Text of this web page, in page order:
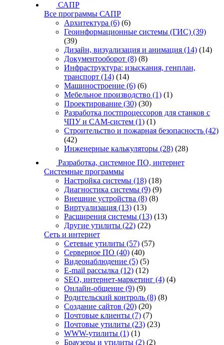
САПР
Все программы САПР
Архитектура (6) (6)
Геоинформационные системы (ГИС) (39)
(39)
Дизайн, визуализация и анимация (14) (14)
Документооборот (8) (8)
Инфраструктура: изыскания, генплан,
транспорт (14) (14)
Машиностроение (6) (6)
Мебельное производство (1) (1)
Проектирование (30) (30)
Разработка постпроцессоров для станков с
ЧПУ и CAM-систем (1) (1)
Строительство и пожарная безопасность (42)
(42)
Инженерные калькуляторы (28) (28)
Разработка, системное ПО, интернет
Системные программы
Настройка системы (18) (18)
Диагностика системы (9) (9)
Внешние устройства (8) (8)
Виртуализация (13) (13)
Расширения системы (13) (13)
Другие утилиты (22) (22)
Сеть и интернет
Сетевые утилиты (57) (57)
Серверное ПО (40) (40)
Видеонаблюдение (5) (5)
E-mail рассылка (12) (12)
SEO, интернет-маркетинг (4) (4)
Онлайн-общение (9) (9)
Родительский контроль (8) (8)
Создание сайтов (20) (20)
Почтовые клиенты (7) (7)
Почтовые утилиты (23) (23)
WWW-утилиты (1) (1)
Браузеры и утилиты (2) (2)